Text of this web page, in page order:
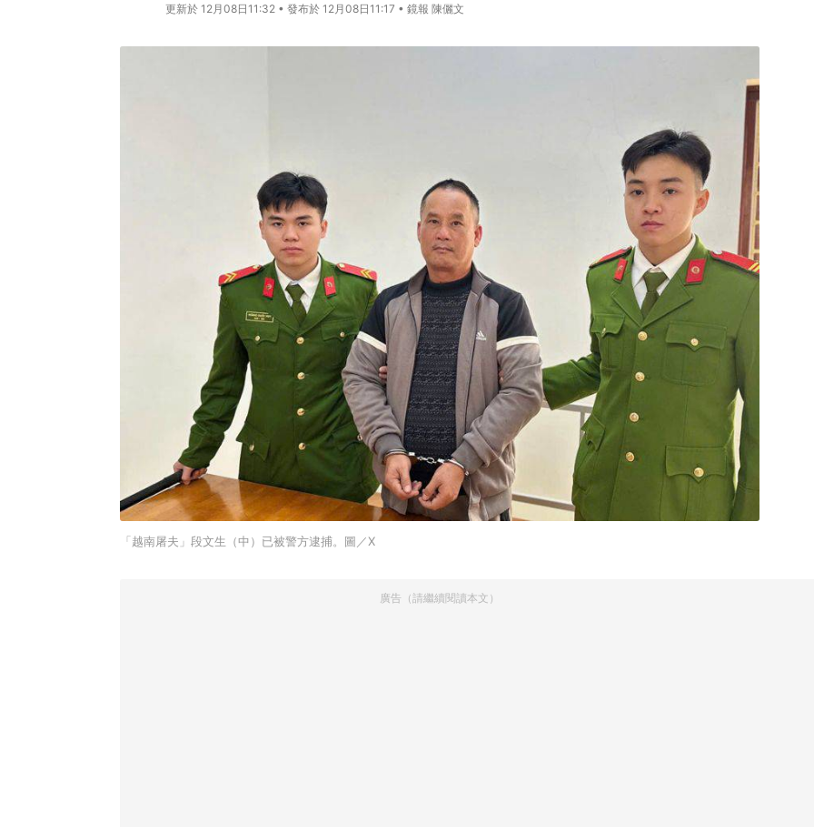
更新於 12月08日11:32 • 發布於 12月08日11:17 • 鏡報 陳儷文
「越南屠夫」段文生（中）已被警方逮捕。圖／X
廣告（請繼續閱讀本文）